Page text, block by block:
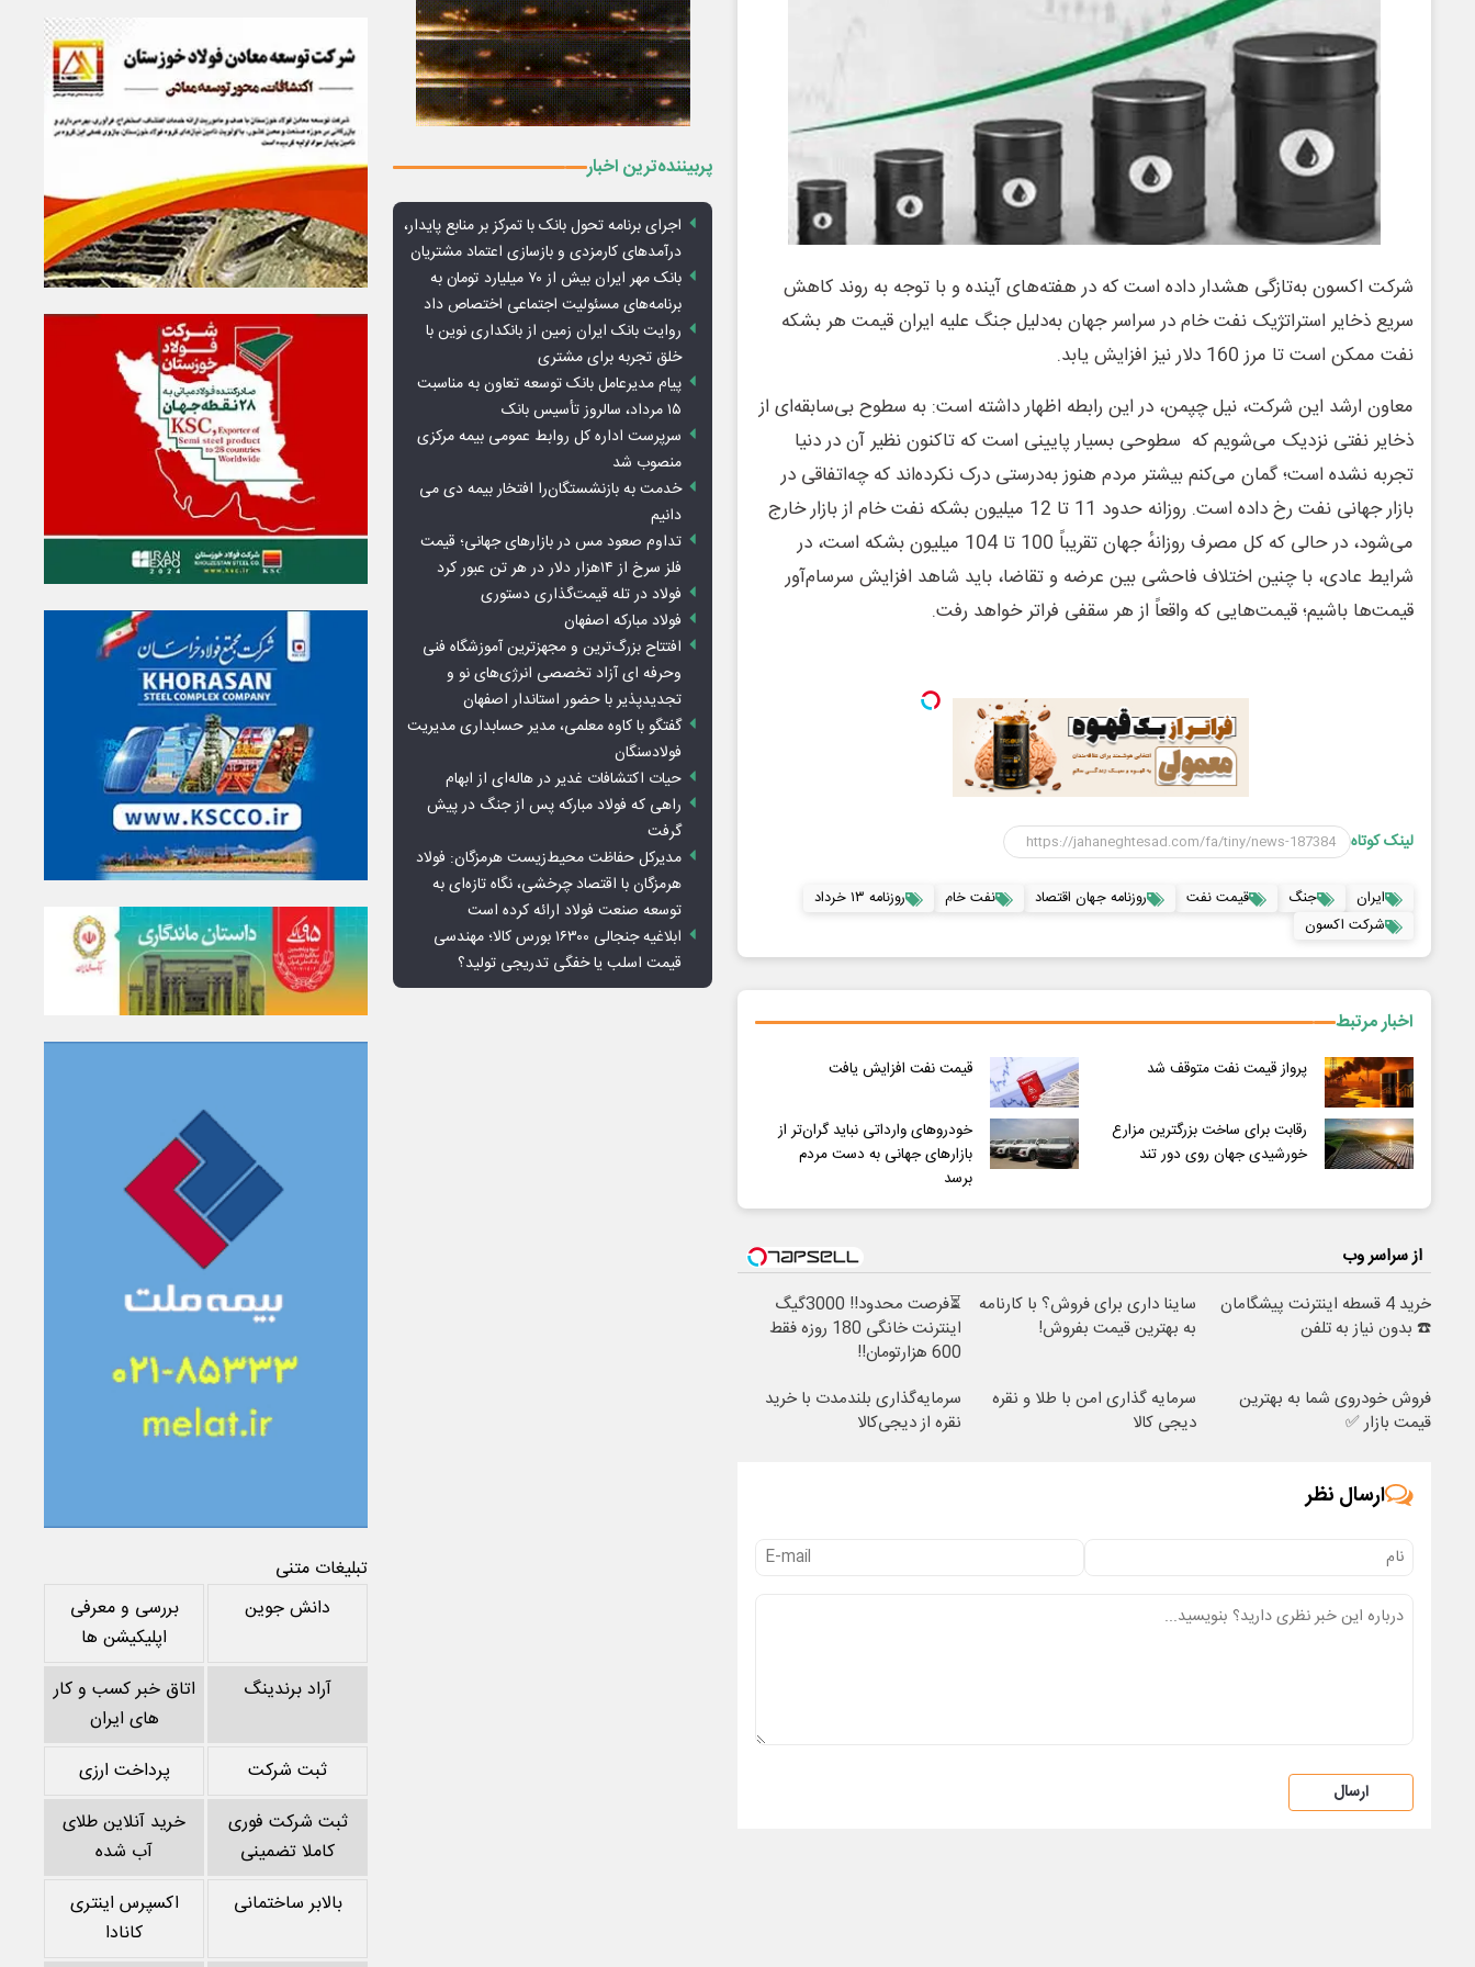
شرکت اکسون به‌تازگی هشدار داده است که در هفته‌های آینده و با توجه به روند کاهش
سریع ذخایر استراتژیک نفت خام در سراسر جهان به‌دلیل جنگ علیه ایران قیمت هر بشکه
نفت ممکن است تا مرز 160 دلار نیز افزایش یابد.
معاون ارشد این شرکت، نیل چپمن، در این رابطه اظهار داشته است: به سطوح بی‌سابقه‌ای از
ذخایر نفتی نزدیک می‌شویم که سطوحی بسیار پایینی است که تاکنون نظیر آن در دنیا
تجربه نشده است؛ گمان می‌کنم بیشتر مردم هنوز به‌درستی درک نکرده‌اند که چه‌اتفاقی در
بازار جهانی نفت رخ داده است. روزانه حدود 11 تا 12 میلیون بشکه نفت خام از بازار خارج
می‌شود، در حالی که کل مصرف روزانهٔ جهان تقریباً 100 تا 104 میلیون بشکه است، در
شرایط عادی، با چنین اختلاف فاحشی بین عرضه و تقاضا، باید شاهد افزایش سرسام‌آور
قیمت‌ها باشیم؛ قیمت‌هایی که واقعاً از هر سقفی فراتر خواهد رفت.
لینک کوتاه
ایران جنگ قیمت نفت روزنامه جهان اقتصاد نفت خام
روزنامه ۱۳ خرداد
شرکت اکسون
اخبار مرتبط
پرواز قیمت نفت متوقف شد قیمت نفت افزایش یافت
رقابت برای ساخت بزرگترین مزارع
خورشیدی جهان روی دور تند
خودروهای وارداتی نباید گران‌تر از
بازارهای جهانی به دست مردم
برسد
از سراسر وب
خرید 4 قسطه اینترنت پیشگامان
☎️ بدون نیاز به تلفن
ساینا داری برای فروش؟ با کارنامه
به بهترین قیمت بفروش!
⏳فرصت محدود!! 3000گیگ
اینترنت خانگی 180 روزه فقط
600 هزارتومان!!
فروش خودروی شما به بهترین
قیمت بازار ✅
سرمایه گذاری امن با طلا و نقره
دیجی کالا
سرمایه‌گذاری بلندمدت با خرید
نقره از دیجی‌کالا
ارسال نظر
ارسال
پربیننده‌ترین اخبار
اجرای برنامه تحول بانک با تمرکز بر منابع پایدار،
درآمدهای کارمزدی و بازسازی اعتماد مشتریان
بانک مهر ایران بیش از ۷۰ میلیارد تومان به
برنامه‌های مسئولیت اجتماعی اختصاص داد
روایت بانک ایران زمین از بانکداری نوین با
خلق تجربه برای مشتری
پیام مدیرعامل بانک توسعه تعاون به مناسبت
۱۵ مرداد، سالروز تأسیس بانک
سرپرست اداره کل روابط عمومی بیمه مرکزی
منصوب شد
خدمت به بازنشستگان‌را افتخار بیمه دی می
دانیم
تداوم صعود مس در بازارهای جهانی؛ قیمت
فلز سرخ از ۱۴هزار دلار در هر تن عبور کرد
فولاد در تله قیمت‌گذاری دستوری
فولاد مبارکه اصفهان
افتتاح بزرگ‌ترین و مجهزترین آموزشگاه فنی
وحرفه ای آزاد تخصصی انرژی‌های نو و
تجدیدپذیر با حضور استاندار اصفهان
گفتگو با کاوه معلمی، مدیر حسابداری مدیریت
فولادسنگان
حیات اکتشافات غدیر در هاله‌ای از ابهام
راهی که فولاد مبارکه پس از جنگ در پیش
گرفت
مدیرکل حفاظت محیط‌زیست هرمزگان: فولاد
هرمزگان با اقتصاد چرخشی، نگاه تازه‌ای به
توسعه صنعت فولاد ارائه کرده است
ابلاغیه جنجالی ۱۶۳۰۰ بورس کالا؛ مهندسی
قیمت اسلب یا خفگی تدریجی تولید؟
تبلیغات متنی
دانش جوین
بررسی و معرفی
اپلیکیشن ها
آراد برندینگ
اتاق خبر کسب و کار
های ایران
ثبت شرکت
پرداخت ارزی
ثبت شرکت فوری
کاملا تضمینی
خرید آنلاین طلای
آب شده
بالابر ساختمانی
اکسپرس اینتری
کانادا